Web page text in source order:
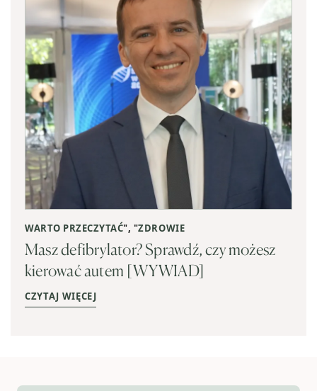
WARTO PRZECZYTAĆ", "ZDROWIE
Masz defibrylator? Sprawdź, czy możesz
kierować autem [WYWIAD]
CZYTAJ WIĘCEJ